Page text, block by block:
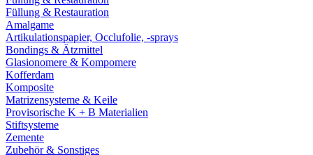
Füllung & Restauration
Amalgame
Artikulationspapier, Occlufolie, -sprays
Bondings & Ätzmittel
Glasionomere & Kompomere
Kofferdam
Komposite
Matrizensysteme & Keile
Provisorische K + B Materialien
Stiftsysteme
Zemente
Zubehör & Sonstiges